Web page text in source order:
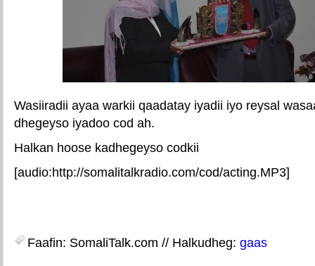
Wasiiradii ayaa warkii qaadatay iyadii iyo reysal
dhegeyso iyadoo cod ah.
Halkan hoose kadhegeyso codkii
[audio:http://somalitalkradio.com/cod/acting.MP3]
Faafin: SomaliTalk.com // Halkudheg: gaas